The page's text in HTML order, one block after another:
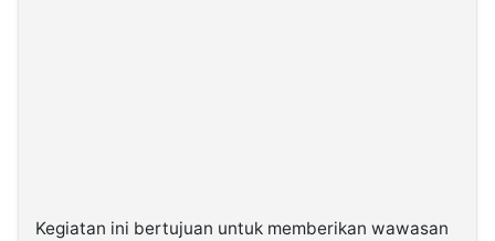
Kegiatan ini bertujuan untuk memberikan wawasan